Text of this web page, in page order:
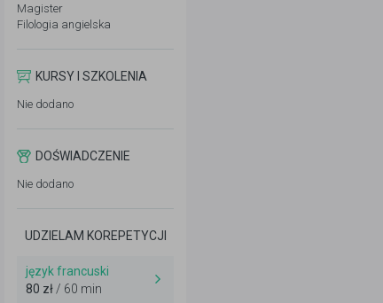
Magister
Filologia angielska
KURSY I SZKOLENIA
Nie dodano
DOŚWIADCZENIE
Nie dodano
UDZIELAM KOREPETYCJI
język francuski
80 zł / 60 min